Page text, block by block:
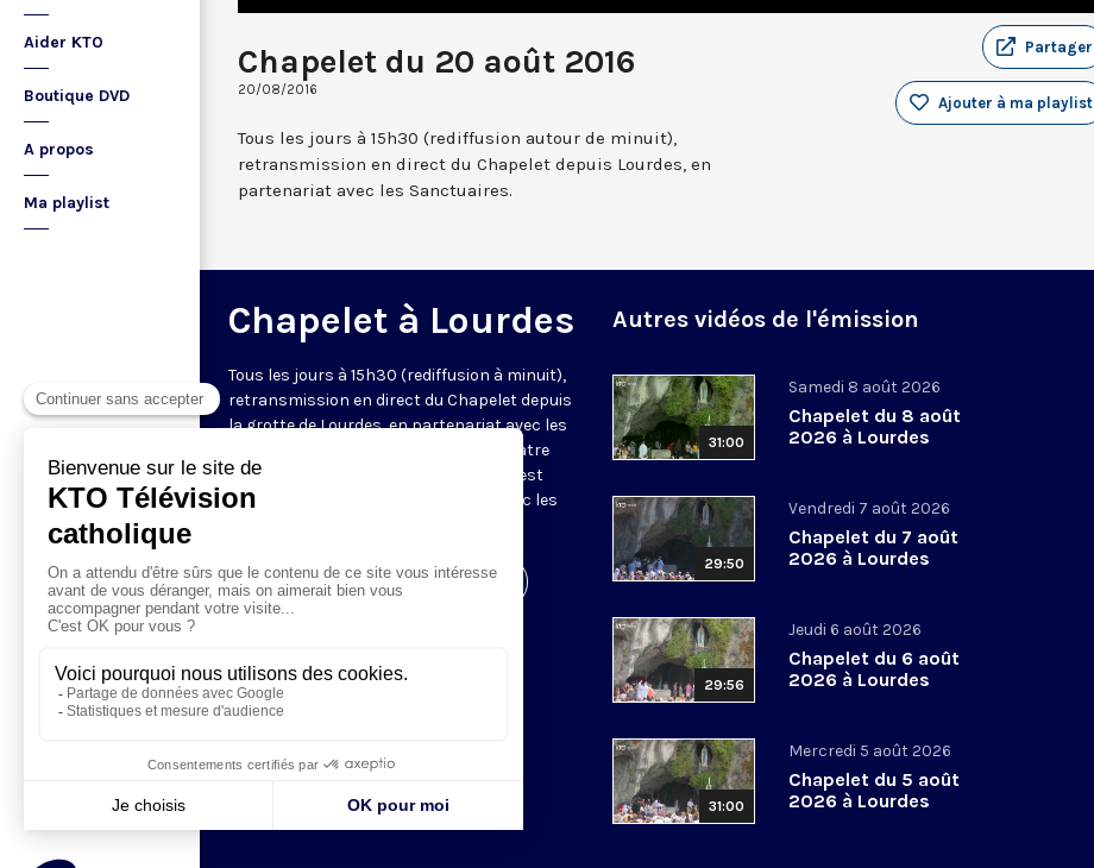
Aider KTO
Boutique DVD
A propos
Ma playlist
Chapelet du 20 août 2016
20/08/2016
Partager
Ajouter à ma playlist
Tous les jours à 15h30 (rediffusion autour de minuit),
retransmission en direct du Chapelet depuis Lourdes, en
partenariat avec les Sanctuaires.
Chapelet à Lourdes
Tous les jours à 15h30 (rediffusion à minuit),
retransmission en direct du Chapelet depuis
la grotte de Lourdes, en partenariat avec les
Sanctuaires. Chaque jour, l'une des quatre
méditations des mystères du Rosaire est
proposée en communion de prière avec les
Visiter la page de l'émission
Autres vidéos de l'émission
31:00
Samedi 8 août 2026
Chapelet du 8 août
2026 à Lourdes
29:50
Vendredi 7 août 2026
Chapelet du 7 août
2026 à Lourdes
29:56
Jeudi 6 août 2026
Chapelet du 6 août
2026 à Lourdes
31:00
Mercredi 5 août 2026
Chapelet du 5 août
2026 à Lourdes